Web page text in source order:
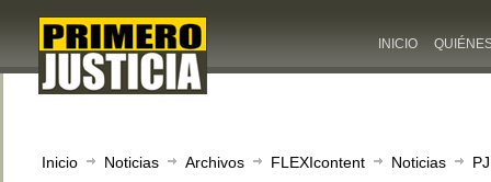
INICIO
Inicio Noticias Archivos FLEXIcontent Noticias